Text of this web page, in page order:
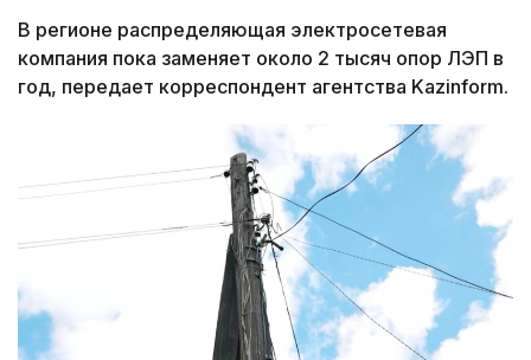
В регионе распределяющая электросетевая
компания пока заменяет около 2 тысяч опор ЛЭП в
год, передает корреспондент агентства Kazinform.